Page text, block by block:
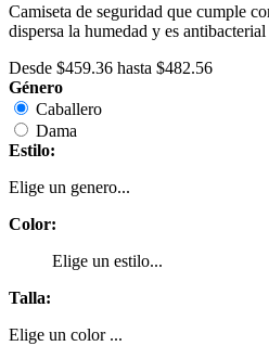
Camiseta de seguridad que cumple
dispersa la humedad y es antibacterial
Desde $459.36 hasta $482.56
Género
Caballero
Dama
Estilo:
Elige un genero...
Color:
Elige un estilo...
Talla:
Elige un color ...